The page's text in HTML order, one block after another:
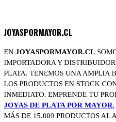
JOYASPORMAYOR.CL
EN JOYASPORMAYOR.CL
IMPORTADORA Y
PLATA. TENEMOS UNA AMPLIA
LOS PRODUCTOS EN STOCK
INMEDIATO. EMPRENDE TU
JOYAS DE PLATA POR MAYOR.
MÁS DE 15.000 PRODUCTOS AL